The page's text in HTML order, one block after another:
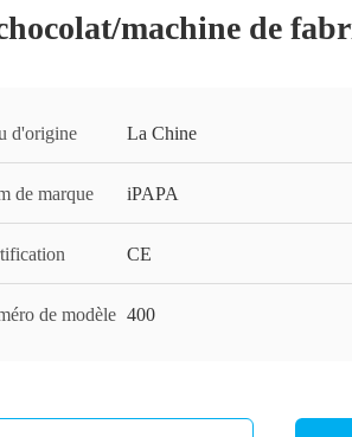
machine de
d'origine La Chine
de marque iPAPA
CE
de modèle 400